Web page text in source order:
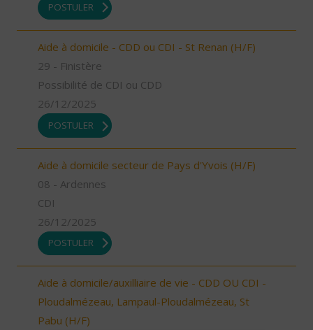
POSTULER
Aide à domicile - CDD ou CDI - St Renan (H/F)
29 - Finistère
Possibilité de CDI ou CDD
26/12/2025
POSTULER
Aide à domicile secteur de Pays d'Yvois (H/F)
08 - Ardennes
CDI
26/12/2025
POSTULER
Aide à domicile/auxilliaire de vie - CDD OU CDI -
Ploudalmézeau, Lampaul-Ploudalmézeau, St
Pabu (H/F)